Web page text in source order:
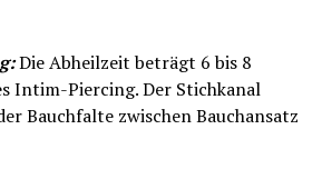
Die Abheilzeit beträgt 6 bis 8
Intim-Piercing. Der Stichkanal
Bauchfalte zwischen Bauchansatz